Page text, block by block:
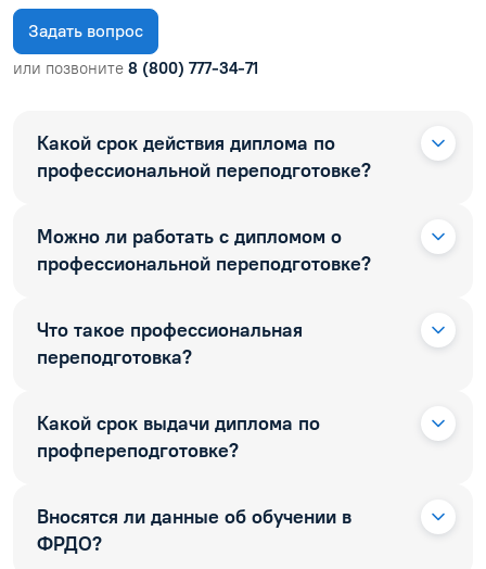
Задать вопрос
или позвоните 8 (800) 777-34-71
Какой срок действия диплома по
профессиональной переподготовке?
Можно ли работать с дипломом о
профессиональной переподготовке?
Что такое профессиональная
переподготовка?
Какой срок выдачи диплома по
профпереподготовке?
Вносятся ли данные об обучении в
ФРДО?